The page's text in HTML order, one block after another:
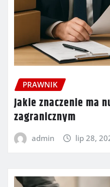
PRAWNIK
Jakie znaczenie ma
zagranicznym
admin lip 28,